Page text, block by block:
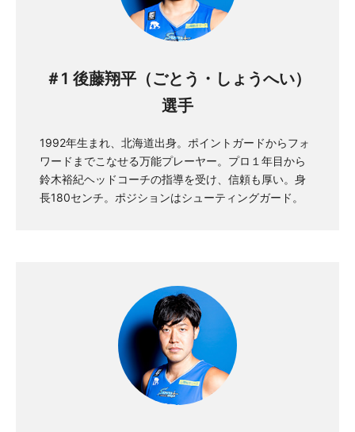
＃1 後藤翔平（ごとう・しょうへい）
選手
1992年生まれ、北海道出身。ポイントガードからフォ
ワードまでこなせる万能プレーヤー。プロ１年目から
鈴木裕紀ヘッドコーチの指導を受け、信頼も厚い。身
長180センチ。ポジションはシューティングガード。